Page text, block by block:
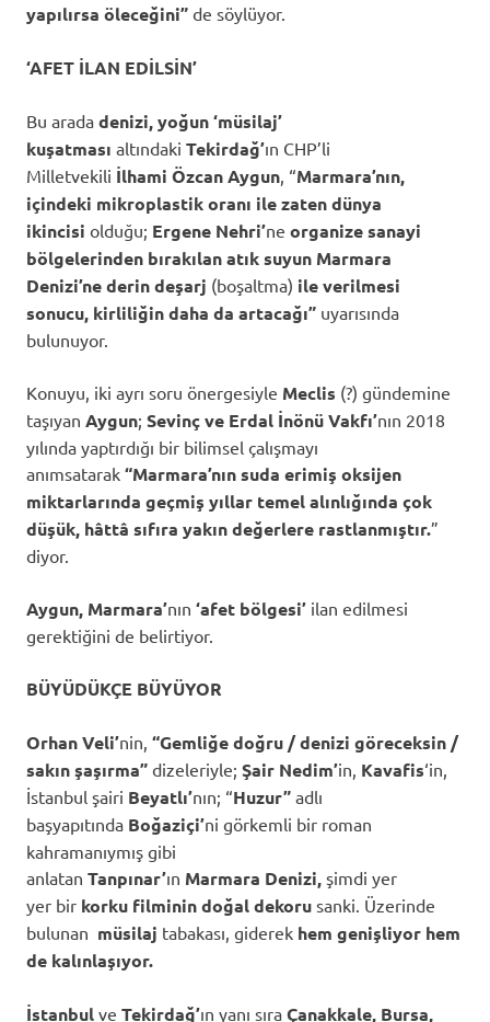
yapılırsa öleceğini” de söylüyor.
‘AFET İLAN EDİLSİN’
Bu arada denizi,yoğun ‘müsilaj’
kuşatması altındaki Tekirdağ’ın CHP’li
Milletvekili İlhami Özcan Aygun , “Marmara’nın,
içindeki mikroplastik oranı ile zaten dünya
ikincisi olduğu; Ergene Nehri’ne organize sanayi
bölgelerinden bırakılan atık suyun Marmara
Denizi’ne derin deşarj (boşaltma) ile verilmesi
sonucu, kirliliğin daha da artacağı” uyarısında
bulunuyor.
Konuyu, iki ayrı soru önergesiyle Meclis (?) gündemine
taşıyan Aygun; Sevinç ve Erdal İnönü Vakfı’nın 2018
yılında yaptırdığı bir bilimsel çalışmayı
anımsatarak “Marmara’nın suda erimiş oksijen
miktarlarında geçmiş yıllar temel alınlığında çok
düşük, hâttâ sıfıra yakın değerlere rastlanmıştır.”
diyor.
Aygun, Marmara’nın ‘afet bölgesi’ ilan edilmesi
gerektiğini de belirtiyor.
BÜYÜDÜKÇE BÜYÜYOR
Orhan Veli’nin, “Gemliğe doğru / denizi göreceksin /
sakın şaşırma” dizeleriyle; Şair Nedim’in, Kavafis‘in,
İstanbul şairi Beyatlı’nın; “Huzur” adlı
başyapıtında Boğaziçi’ni görkemli bir roman
kahramanıymış gibi
anlatan Tanpınar’ın Marmara Denizi, şimdi yer
yer bir korku filminin doğal dekoru sanki. Üzerinde
bulunan müsilaj tabakası, giderek hem genişliyor hem
de kalınlaşıyor.
İstanbul ve Tekirdağ’ın yanı sıra Çanakkale, Bursa,